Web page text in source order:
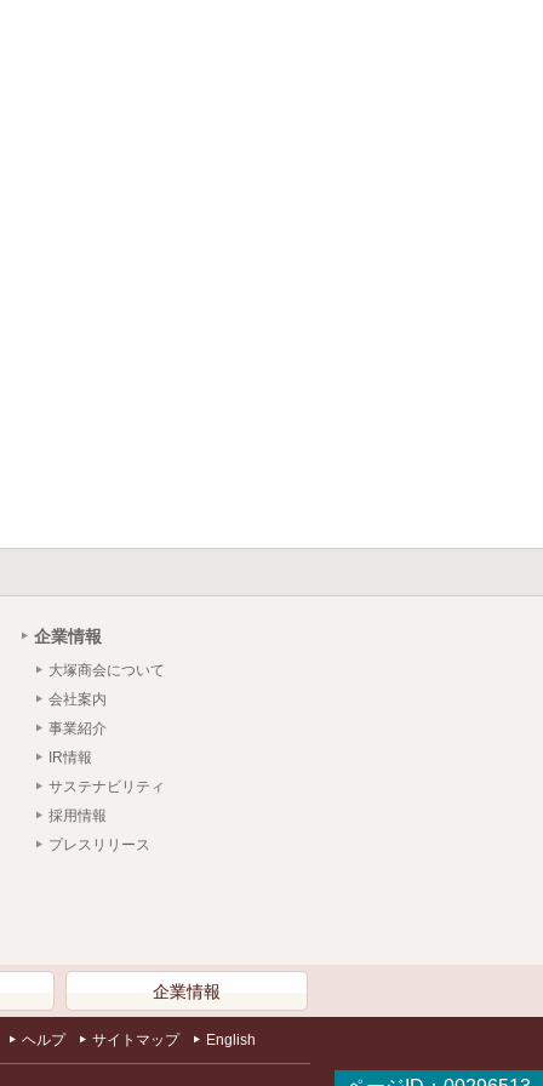
企業情報
大塚商会について
会社案内
事業紹介
IR情報
サステナビリティ
採用情報
プレスリリース
企業情報
ヘルプ サイトマップ English